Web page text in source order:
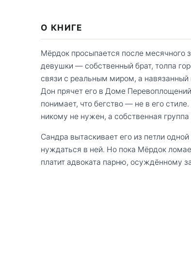
О КНИГЕ
Мёрдок просыпается после месячного
девушки — собственный брат, толпа
связи с реальным миром, а
Дон прячет его в Доме
понимает, что бегство — не в его
никому не нужен, а собственная
Сандра вытаскивает его из петли
нуждаться в ней. Но пока Мёрдок
платит адвоката парню, осуждённому